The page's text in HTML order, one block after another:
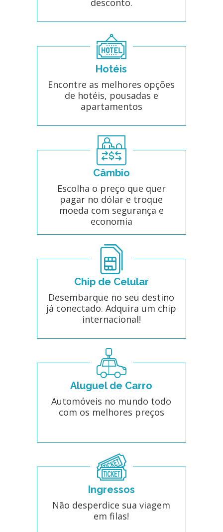
desconto.
Hotéis
Encontre as melhores opções
de hotéis, pousadas e
apartamentos
Câmbio
Escolha o preço que quer
pagar no dólar e troque
moeda com segurança e
economia
Chip de Celular
Desembarque no seu destino
já conectado. Adquira um chip
internacional!
Aluguel de Carro
Automóveis no mundo todo
com os melhores preços
Ingressos
Não desperdice sua viagem
em filas!